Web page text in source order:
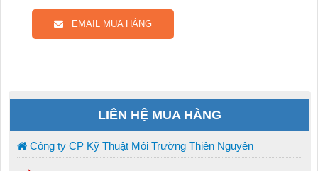
EMAIL MUA HÀNG
LIÊN HỆ MUA HÀNG
Công ty CP Kỹ Thuật Môi Trường Thiên Nguyên